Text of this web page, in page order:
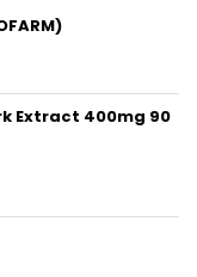
Extract 400mg 90